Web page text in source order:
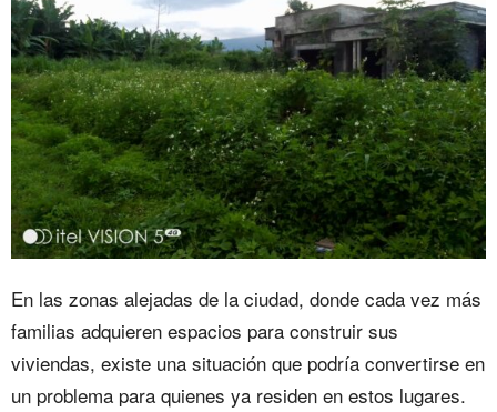
En las zonas alejadas de la ciudad, donde cada vez más
familias adquieren espacios para construir sus
viviendas, existe una situación que podría convertirse en
un problema para quienes ya residen en estos lugares.